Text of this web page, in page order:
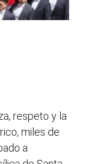
respeto y la
miles de
a